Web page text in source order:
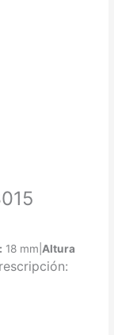
18 mm| Altura